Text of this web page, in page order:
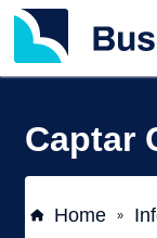
Captar
Home »